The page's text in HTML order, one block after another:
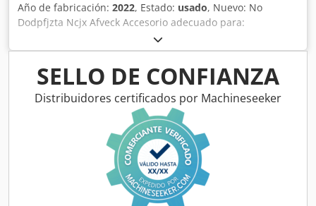
Año de fabricación: 2022, Estado: usado, Nuevo: No
Dodpfjzta Ncjx Afveck Accesorio adecuado para:
SELLO DE CONFIANZA
Distribuidores certificados por Machineseeker